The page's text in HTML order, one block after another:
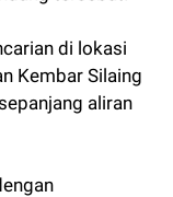
di lokasi
Kembar Silaing
aliran